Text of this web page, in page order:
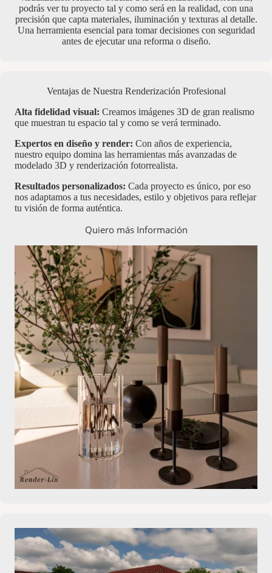
podrás ver tu proyecto tal y como será en la realidad, con una
precisión que capta materiales, iluminación y texturas al detalle.
Una herramienta esencial para tomar decisiones con seguridad
antes de ejecutar una reforma o diseño.
Ventajas de Nuestra Renderización Profesional
Alta fidelidad visual: Creamos imágenes 3D de gran realismo
que muestran tu espacio tal y como se verá terminado.
Expertos en diseño y render: Con años de experiencia,
nuestro equipo domina las herramientas más avanzadas de
modelado 3D y renderización fotorrealista.
Resultados personalizados: Cada proyecto es único, por eso
nos adaptamos a tus necesidades, estilo y objetivos para reflejar
tu visión de forma auténtica.
Quiero más Información